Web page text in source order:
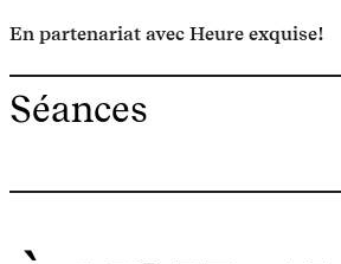
En partenariat avec Heure exquise!
Séances